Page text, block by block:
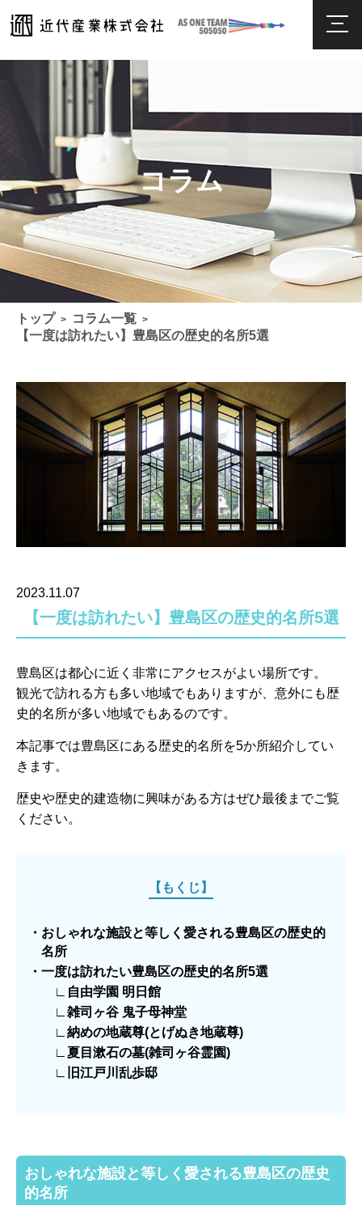
コラム
トップ > コラム一覧 >
【一度は訪れたい】豊島区の歴史的名所5選
2023.11.07
【一度は訪れたい】豊島区の歴史的名所5選
豊島区は都心に近く非常にアクセスがよい場所です。
観光で訪れる方も多い地域でもありますが、意外にも歴
史的名所が多い地域でもあるのです。
本記事では豊島区にある歴史的名所を5か所紹介してい
きます。
歴史や歴史的建造物に興味がある方はぜひ最後までご覧
ください。
【もくじ】
・おしゃれな施設と等しく愛される豊島区の歴史的
名所
・一度は訪れたい豊島区の歴史的名所5選
∟自由学園 明日館
∟雑司ヶ谷 鬼子母神堂
∟納めの地蔵尊(とげぬき地蔵尊)
∟夏目漱石の墓(雑司ヶ谷霊園)
∟旧江戸川乱歩邸
おしゃれな施設と等しく愛される豊島区の歴史
的名所